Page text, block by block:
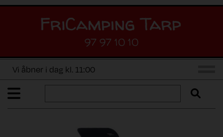
97 97 10 10
Vi åbner i dag kl. 11:00